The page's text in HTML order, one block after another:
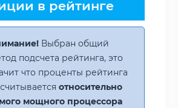
в рейтинге
Выбран общий
подсчета рейтинга, это
что проценты рейтинга
относительно
мощного процессора